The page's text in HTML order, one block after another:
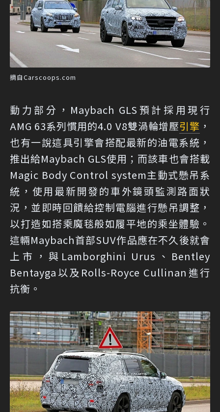
摘自Carscoops.com
動力部分，Maybach GLS預計採用現行
AMG 63系列慣用的4.0 V8雙渦輪增壓引擎 ，
也有一說這具引擎會搭配最新的油電系統，
推出給Maybach GLS使用；而該車也會搭載
Magic Body Control system主動式懸吊系
統，使用最新開發的車外鏡頭監測路面狀
況，並即時回饋給控制電腦進行懸吊調整，
以打造如搭乘魔毯般如履平地的乘坐體驗。
這輛Maybach首部SUV作品應在不久後就會
上市，與Lamborghini Urus、Bentley
Bentayga以及Rolls-Royce Cullinan進行
抗衡。